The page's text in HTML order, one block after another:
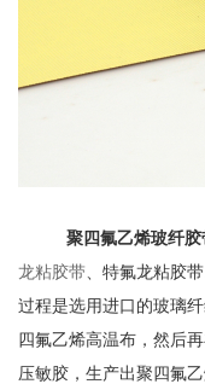
聚四氟乙烯玻纤
龙粘胶带 、特氟龙粘胶带
过程是选用进口的玻璃
四氟乙烯高温布，然后
压敏胶，生产出聚四氟